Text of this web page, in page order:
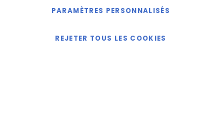
Tous droits réservés.
PARAMÈTRES PERSONNALISÉS
REJETER TOUS LES COOKIES